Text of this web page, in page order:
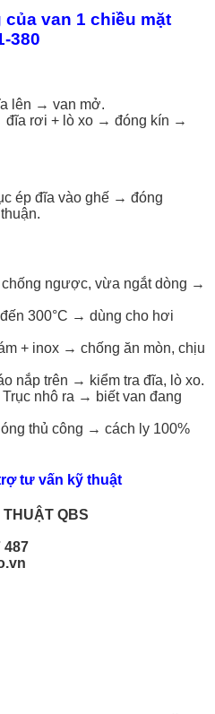
van 1 chiều mặt
380
lên → van mở.
rơi + lò xo → đóng kín →
ép đĩa vào ghế → đóng
ngược, vừa ngắt dòng →
đến 300°C → dùng cho hơi
+ inox → chống ăn mòn, chịu
nắp trên → kiểm tra đĩa, lò xo.
Trục nhô ra → biết van đang
thủ công → cách ly 100%
tư vấn kỹ thuật
THUẬT QBS
487